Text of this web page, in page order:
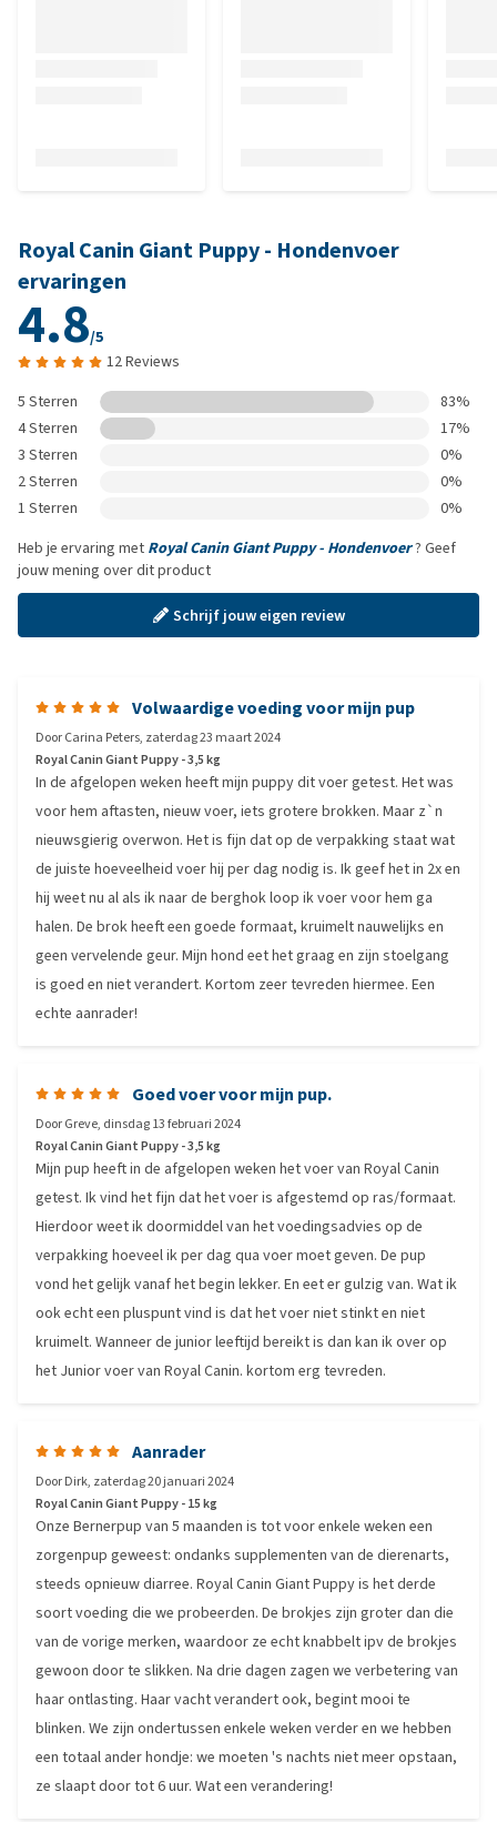
Royal Canin Giant Puppy - Hondenvoer
ervaringen
4.8/5
12 Reviews
5 Sterren
83%
4 Sterren
17%
3 Sterren
0%
2 Sterren
0%
1 Sterren
0%
Heb je ervaring met Royal Canin Giant Puppy - Hondenvoer? Geef
jouw mening over dit product
Schrijf jouw eigen review
Volwaardige voeding voor mijn pup
DoorCarina Peters, zaterdag 23 maart 2024
Royal Canin Giant Puppy - 3,5 kg
In de afgelopen weken heeft mijn puppy dit voer getest. Het was
voor hem aftasten, nieuw voer, iets grotere brokken. Maar z`n
nieuwsgierig overwon. Het is fijn dat op de verpakking staat wat
de juiste hoeveelheid voer hij per dag nodig is. Ik geef het in 2x en
hij weet nu al als ik naar de berghok loop ik voer voor hem ga
halen. De brok heeft een goede formaat, kruimelt nauwelijks en
geen vervelende geur. Mijn hond eet het graag en zijn stoelgang
is goed en niet verandert. Kortom zeer tevreden hiermee. Een
echte aanrader!
Goed voer voor mijn pup.
DoorGreve, dinsdag 13 februari 2024
Royal Canin Giant Puppy - 3,5 kg
Mijn pup heeft in de afgelopen weken het voer van Royal Canin
getest. Ik vind het fijn dat het voer is afgestemd op ras/formaat.
Hierdoor weet ik doormiddel van het voedingsadvies op de
verpakking hoeveel ik per dag qua voer moet geven. De pup
vond het gelijk vanaf het begin lekker. En eet er gulzig van. Wat ik
ook echt een pluspunt vind is dat het voer niet stinkt en niet
kruimelt. Wanneer de junior leeftijd bereikt is dan kan ik over op
het Junior voer van Royal Canin. kortom erg tevreden.
Aanrader
DoorDirk, zaterdag 20 januari 2024
Royal Canin Giant Puppy - 15 kg
Onze Bernerpup van 5 maanden is tot voor enkele weken een
zorgenpup geweest: ondanks supplementen van de dierenarts,
steeds opnieuw diarree. Royal Canin Giant Puppy is het derde
soort voeding die we probeerden. De brokjes zijn groter dan die
van de vorige merken, waardoor ze echt knabbelt ipv de brokjes
gewoon door te slikken. Na drie dagen zagen we verbetering van
haar ontlasting. Haar vacht verandert ook, begint mooi te
blinken. We zijn ondertussen enkele weken verder en we hebben
een totaal ander hondje: we moeten 's nachts niet meer opstaan,
ze slaapt door tot 6 uur. Wat een verandering!